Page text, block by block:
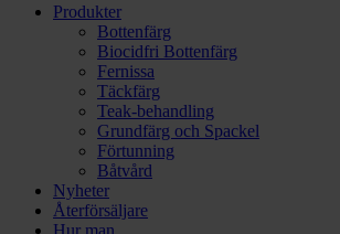
Produkter
Bottenfärg
Biocidfri Bottenfärg
Fernissa
Täckfärg
Teak-behandling
Grundfärg och Spackel
Förtunning
Båtvård
Nyheter
Återförsäljare
Hur man